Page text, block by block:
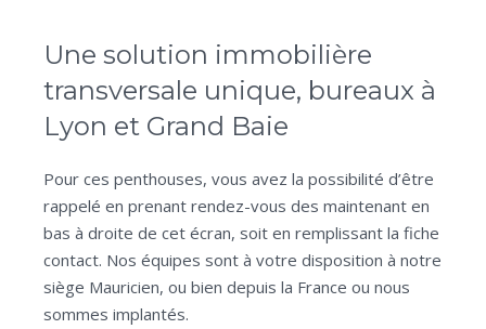
Une solution immobilière
transversale unique, bureaux à
Lyon et Grand Baie
Pour ces penthouses, vous avez la possibilité d’être
rappelé en prenant rendez-vous des maintenant en
bas à droite de cet écran, soit en remplissant la fiche
contact. Nos équipes sont à votre disposition à notre
siège Mauricien, ou bien depuis la France ou nous
sommes implantés.